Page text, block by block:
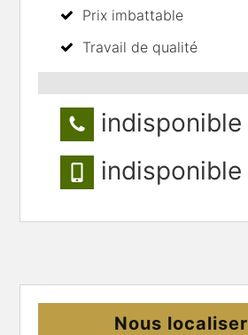
Prix imbattable
Travail de qualité
indisponible
indisponible
Nous localiser